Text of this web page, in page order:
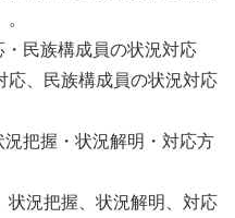
民族構成員の状況対応
応、民族構成員の状況対応
把握・状況解明・対応方
状況把握、状況解明、対応